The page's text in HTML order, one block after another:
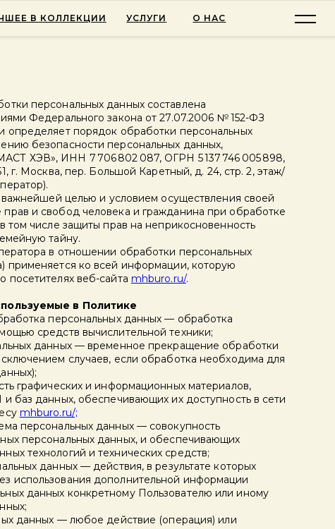
В КОЛЛЕКЦИИ УСЛУГИ О НАС
персональных данных составлена
Федерального закона от 27.07.2006 № 152-ФЗ
определяет порядок обработки персональных
безопасности персональных данных,
ХЭВ», ИНН 7 706 802 087, ОГРН 5 137 746 005 898,
г. Москва, пер. Большой Каретный, д. 24, стр. 2, этаж/
важнейшей целью и условием осуществления своей
и свобод человека и гражданина при обработке
том числе защиты прав на неприкосновенность
тайну.
в отношении обработки персональных
применяется ко всей информации, которую
посетителях веб-сайта mhburo.ru/.
в Политике
персональных данных — обработка
средств вычислительной техники;
данных — временное прекращение обработки
случаев, если обработка необходима для
графических и информационных материалов,
баз данных, обеспечивающих их доступность в сети
mhburo.ru/;
персональных данных — совокупность
персональных данных, и обеспечивающих
технологий и технических средств;
данных — действия, в результате которых
использования дополнительной информации
данных конкретному Пользователю или иному
данных — любое действие (операция) или